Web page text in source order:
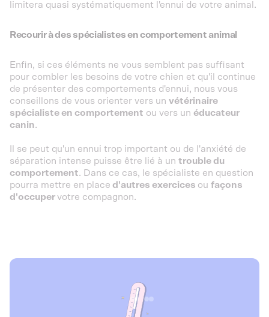
limitera quasi systématiquement l'ennui de votre animal.
Recourir à des spécialistes en comportement animal
Enfin, si ces éléments ne vous semblent pas suffisant
pour combler les besoins de votre chien et qu'il continue
de présenter des comportements d'ennui, nous vous
conseillons de vous orienter vers un vétérinaire
spécialiste en comportement ou vers un éducateur
canin.
Il se peut qu'un ennui trop important ou de l'anxiété de
séparation intense puisse être lié à un trouble du
comportement. Dans ce cas, le spécialiste en question
pourra mettre en place d'autres exercices ou façons
d'occupervotre compagnon.